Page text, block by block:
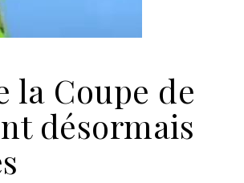
la Coupe de
désormais